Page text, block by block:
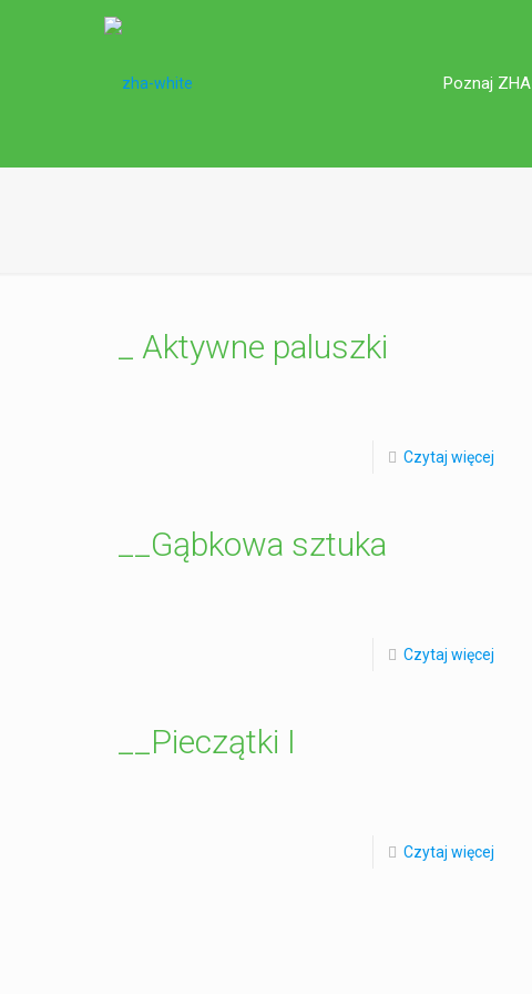
Poznaj ZHA
_ Aktywne paluszki
Czytaj więcej
__Gąbkowa sztuka
Czytaj więcej
__Pieczątki I
Czytaj więcej